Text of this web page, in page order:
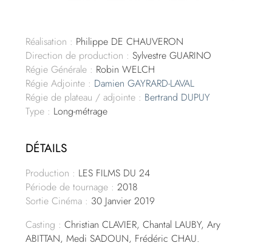
Réalisation : Philippe DE CHAUVERON
Direction de production : Sylvestre GUARINO
Régie Générale : Robin WELCH
Régie Adjointe : Damien GAYRARD-LAVAL
Régie de plateau / adjointe : Bertrand DUPUY
Type : Long-métrage
DÉTAILS
Production : LES FILMS DU 24
Période de tournage : 2018
Sortie Cinéma : 30 Janvier 2019
Casting : Christian CLAVIER, Chantal LAUBY, Ary
ABITTAN, Medi SADOUN, Frédéric CHAU.